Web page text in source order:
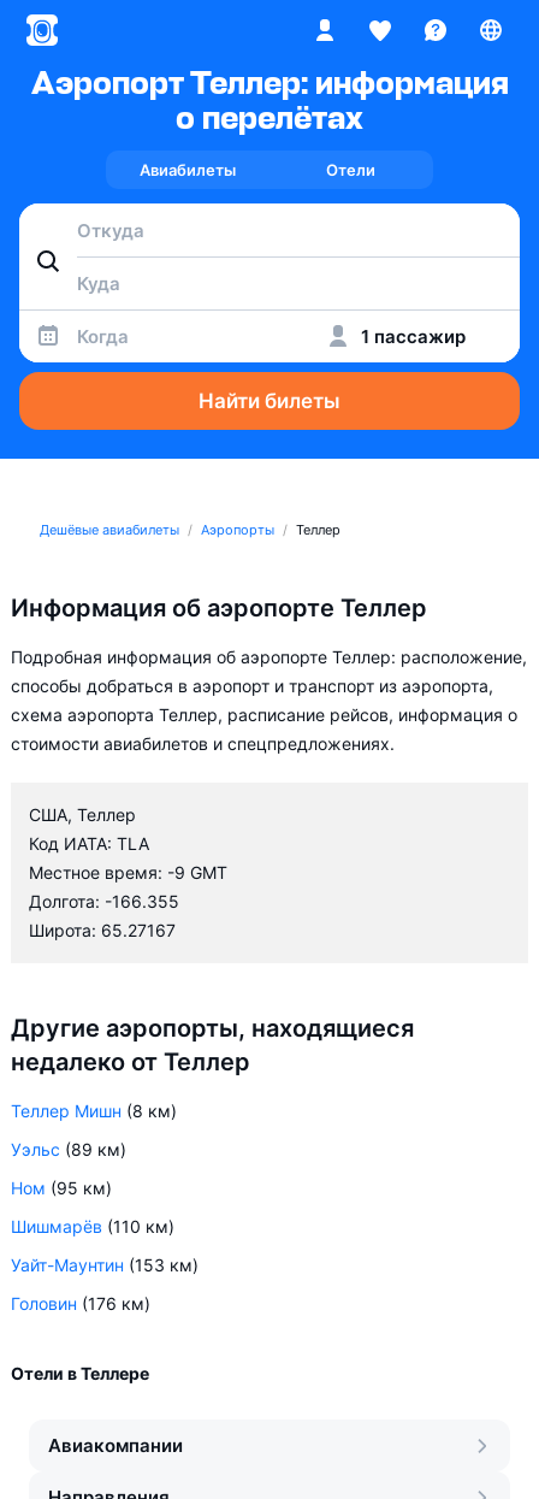
Аэропорт Теллер: информация
о перелётах
Авиабилеты Отели
Когда 1 пассажир
Найти билеты
Дешёвые авиабилеты Аэропорты Теллер
Информация об аэропорте Теллер
Подробная информация об аэропорте Теллер: расположение,
способы добраться в аэропорт и транспорт из аэропорта,
схема аэропорта Теллер, расписание рейсов, информация о
стоимости авиабилетов и спецпредложениях.
США, Теллер
Код ИАТА: TLA
Местное время: -9 GMT
Долгота: -166.355
Широта: 65.27167
Другие аэропорты, находящиеся
недалеко от Теллер
Теллер Мишн (8 км)
Уэльс (89 км)
Ном (95 км)
Шишмарёв (110 км)
Уайт-Маунтин (153 км)
Головин (176 км)
Отели в Теллере
Авиакомпании